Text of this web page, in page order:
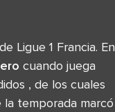
Ligue 1 Francia. En
cuando juega
, de los cuales
temporada marcó